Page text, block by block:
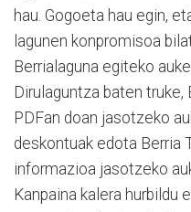
hau. Gogoeta hau egin,
lagunen konpromisoa
Berrialaguna egiteko
Dirulaguntza baten truke,
PDFan doan jasotzeko
deskontuak edota Berria
informazioa jasotzeko
Kanpaina kalera hurbildu